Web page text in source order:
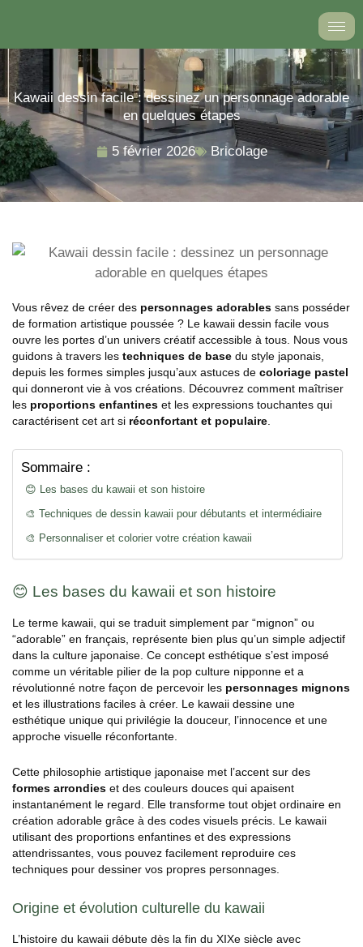
contenu
Kawaii dessin facile : dessinez un personnage adorable
en quelques étapes
5 février 2026 Bricolage
Vous rêvez de créer des personnages adorables sans posséder
de formation artistique poussée ? Le kawaii dessin facile vous
ouvre les portes d’un univers créatif accessible à tous. Nous vous
guidons à travers les techniques de base du style japonais,
depuis les formes simples jusqu’aux astuces de coloriage pastel
qui donneront vie à vos créations. Découvrez comment maîtriser
les proportions enfantines et les expressions touchantes qui
caractérisent cet art si réconfortant et populaire
Sommaire :
😊 Les bases du kawaii et son histoire
🎨 Techniques de dessin kawaii pour débutants et intermédiaire
🎨 Personnaliser et colorier votre création kawaii
😊 Les bases du kawaii et son histoire
Le terme kawaii, qui se traduit simplement par “mignon” ou
“adorable” en français, représente bien plus qu’un simple adjectif
dans la culture japonaise. Ce concept esthétique s’est imposé
comme un véritable pilier de la pop culture nipponne et a
révolutionné notre façon de percevoir les personnages mignons
et les illustrations faciles à créer. Le kawaii dessine une
esthétique unique qui privilégie la douceur, l’innocence et une
approche visuelle réconfortante.
Cette philosophie artistique japonaise met l’accent sur des
formes arrondies et des couleurs douces qui apaisent
instantanément le regard. Elle transforme tout objet ordinaire en
création adorable grâce à des codes visuels précis. Le kawaii
utilisant des proportions enfantines et des expressions
attendrissantes, vous pouvez facilement reproduire ces
techniques pour dessiner vos propres personnages.
Origine et évolution culturelle du kawaii
L’histoire du kawaii débute dès la fin du XIXe siècle avec